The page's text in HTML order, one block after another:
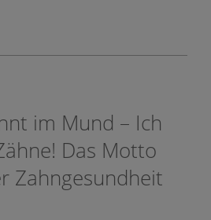
im Mund – Ich
Das Motto
Zahngesundheit